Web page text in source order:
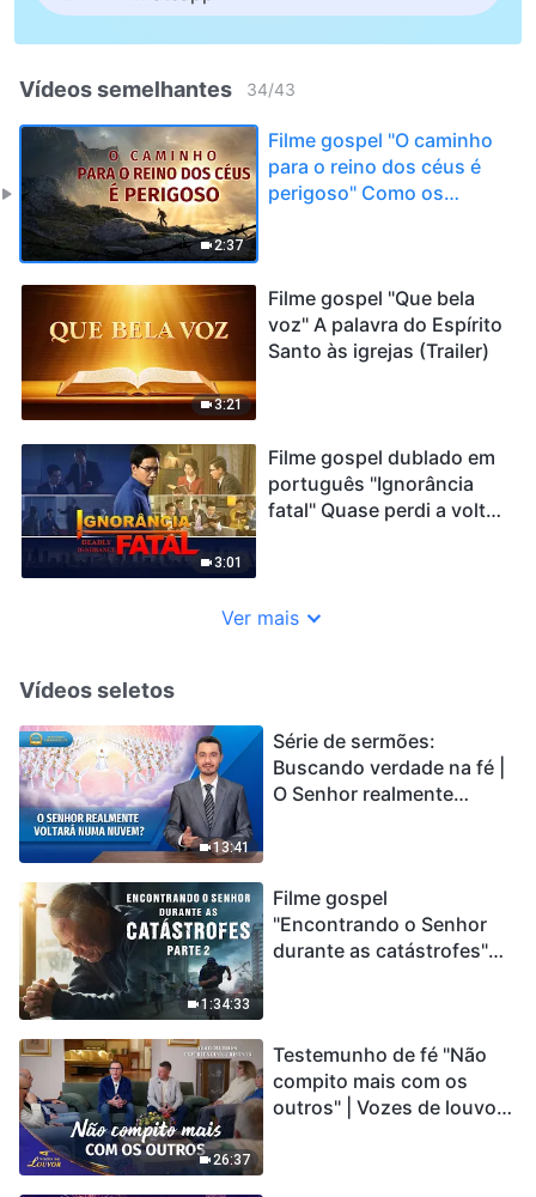
Vídeos semelhantes 34/43
2:37
Filme gospel "O caminho
para o reino dos céus é
perigoso" Como os
3:21
Filme gospel "Que bela
voz" A palavra do Espírito
Santo às igrejas (Trailer)
3:01
Filme gospel dublado em
português "Ignorância
fatal" Quase perdi a volta
Ver mais
Vídeos seletos
13:41
Série de sermões:
Buscando verdade na fé |
O Senhor realmente
1:34:33
Filme gospel
"Encontrando o Senhor
durante as catástrofes"
catástrofes ccontecem, a
humanidade está
entrando em contagem
26:37
Testemunho de fé "Não
compito mais com os
outros" | Vozes de louvor